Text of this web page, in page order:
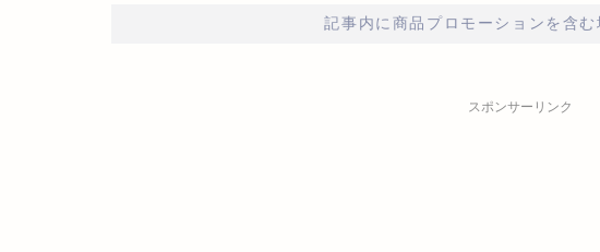
記事内に商品プロモーションを含
スポンサーリンク